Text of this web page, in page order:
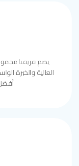
يضم فريقنا
العالية والخبرة